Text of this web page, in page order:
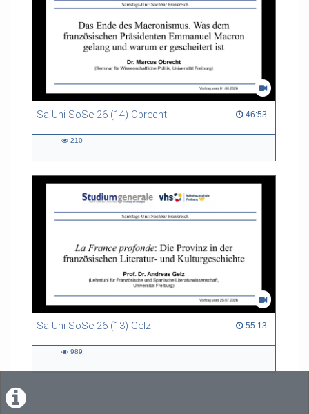
Sa-Uni SoSe 26 (14) Obrecht 46:53
46:53 duration
210
Sa-Uni SoSe 26 (13) Gelz 55:13
55:13 duration
989